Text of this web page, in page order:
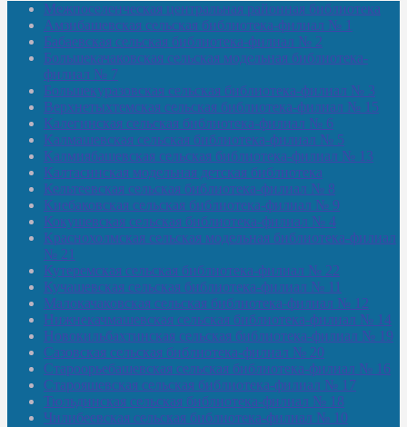
Межпоселенческая центральная районная библиотека
Амзибашевская сельская библиотека-филиал № 1
Бабаевская сельская библиотека-филиал № 2
Большекачаковская сельская модельная библиотека-
филиал № 7
Большекуразовская сельская библиотека-филиал № 3
Верхнетыхтемская сельская библиотека-филиал № 15
Калегинская сельская библиотека-филиал № 6
Калмашевская сельская библиотека-филиал № 5
Калмиябашевская сельская библиотека-филиал № 13
Калтасинская модельная детская библиотека
Кельтеевская сельская библиотека-филиал № 8
Киебаковская сельская библиотека-филиал № 9
Кокушевская сельская библиотека-филиал № 4
Краснохолмская сельская модельная библиотека-филиал
№ 21
Кутеремская сельская библиотека-филиал № 22
Кучашевская сельская библиотека-филиал № 11
Малокачаковская сельская библиотека-филиал № 12
Нижнекачмашевская сельская библиотека-филиал № 14
Новокильбахтинская сельская библиотека-филиал № 19
Сазовская сельская библиотека-филиал № 20
Староорьебашевская сельская библиотека-филиал № 16
Старояшевская сельская библиотека-филиал № 17
Тюльдинская сельская библиотека-филиал № 18
Чилибеевская сельская библиотека-филиал № 10